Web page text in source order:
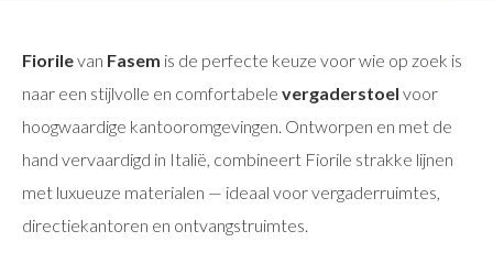
Fiorilevan Fasem is de perfecte keuze voor wie op zoek is
naar een stijlvolle en comfortabele vergaderstoel voor
hoogwaardige kantooromgevingen. Ontworpen en met de
hand vervaardigd in Italië, combineert Fiorile strakke lijnen
met luxueuze materialen — ideaal voor vergaderruimtes,
directiekantoren en ontvangstruimtes.